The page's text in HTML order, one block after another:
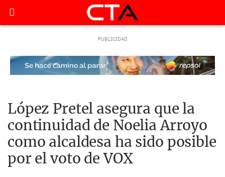
López Pretel asegura que la
continuidad de Noelia Arroyo
como alcaldesa ha sido posible
por el voto de VOX